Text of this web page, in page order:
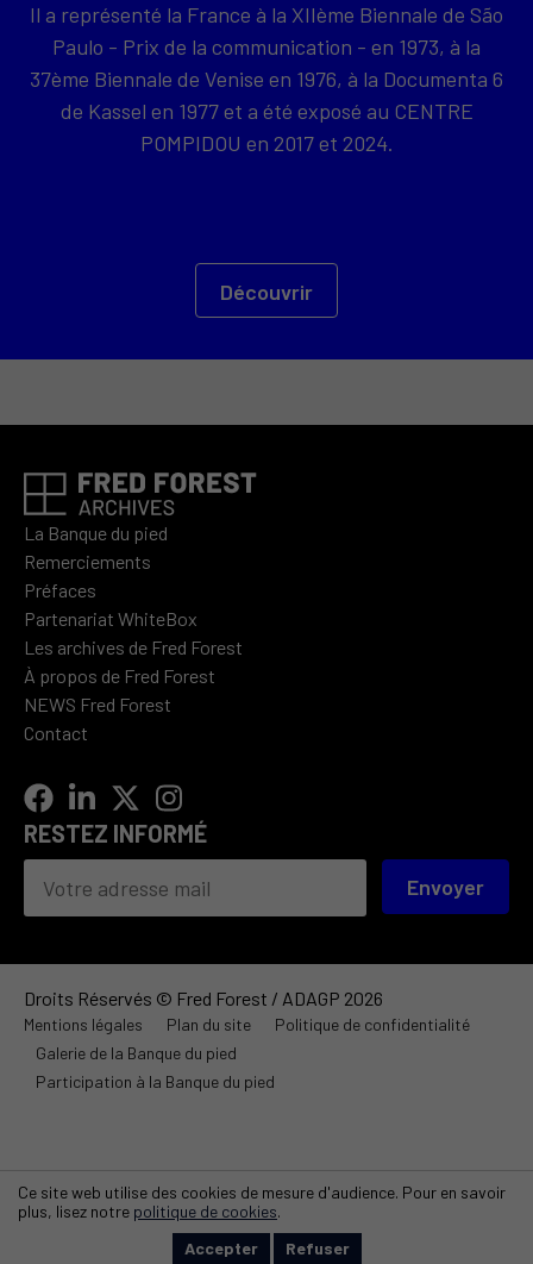
322
Il a représenté la France à la XIIème Biennale de São
Paulo - Prix de la communication - en 1973, à la
37ème Biennale de Venise en 1976, à la Documenta 6
de Kassel en 1977 et a été exposé au CENTRE
POMPIDOU en 2017 et 2024.
Découvrir
La Banque du pied
Remerciements
Préfaces
Partenariat WhiteBox
Les archives de Fred Forest
À propos de Fred Forest
NEWS Fred Forest
Contact
RESTEZ INFORMÉ
Envoyer
Droits Réservés © Fred Forest / ADAGP 2026
Mentions légales Plan du site
Politique de confidentialité
Galerie de la Banque du pied
Participation à la Banque du pied
Ce site web utilise des cookies de mesure d'audience. Pour en savoir
plus, lisez notre politique de cookies.
Accepter
Refuser